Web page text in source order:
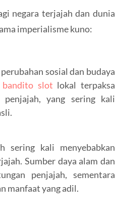
negara terjajah dan dunia
imperialisme kuno:
sosial dan budaya
slot lokal terpaksa
penjajah, yang sering kali
sering kali menyebabkan
Sumber daya alam dan
penjajah, sementara
manfaat yang adil.